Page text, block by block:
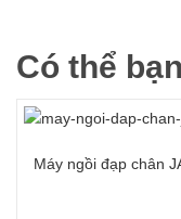
Có thể
Máy ngồi đạp chân